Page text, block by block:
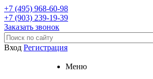
+7 (495) 968-60-98
+7 (903) 239-19-39
Заказать звонок
Вход Регистрация
Меню